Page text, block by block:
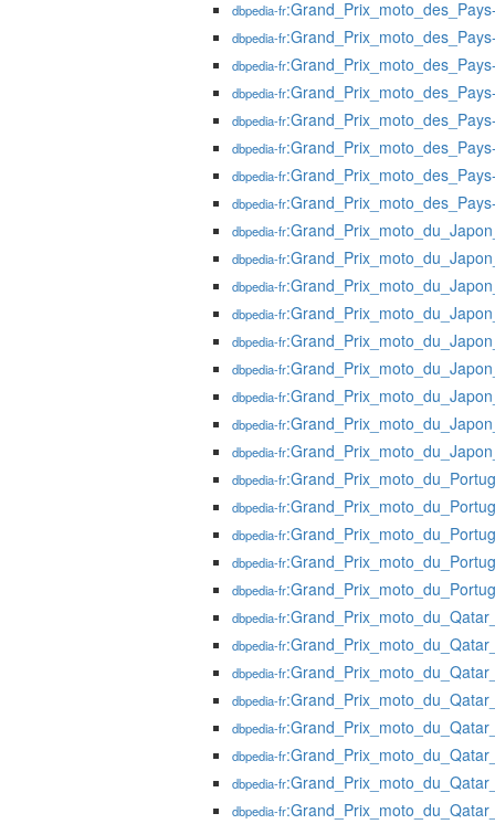
dbpedia-fr
dbpedia-fr
dbpedia-fr
dbpedia-fr
dbpedia-fr
dbpedia-fr
dbpedia-fr
dbpedia-fr
dbpedia-fr
dbpedia-fr
dbpedia-fr
dbpedia-fr
dbpedia-fr
dbpedia-fr
dbpedia-fr
dbpedia-fr
dbpedia-fr
dbpedia-fr
dbpedia-fr
dbpedia-fr
dbpedia-fr
dbpedia-fr
dbpedia-fr
dbpedia-fr
dbpedia-fr
dbpedia-fr
dbpedia-fr
dbpedia-fr
dbpedia-fr
dbpedia-fr